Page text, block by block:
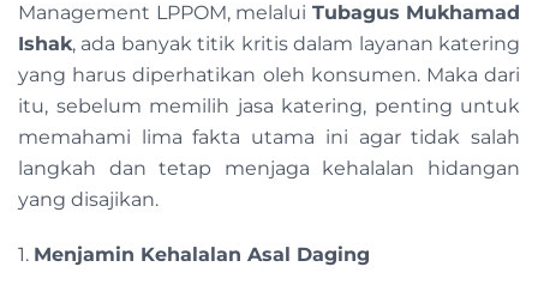
Management LPPOM, melalui Tubagus Mukhamad
Ishak, ada banyak titik kritis dalam layanan katering
yang harus diperhatikan oleh konsumen. Maka dari
itu, sebelum memilih jasa katering, penting untuk
memahami lima fakta utama ini agar tidak salah
langkah dan tetap menjaga kehalalan hidangan
yang disajikan.
1. Menjamin Kehalalan Asal Daging